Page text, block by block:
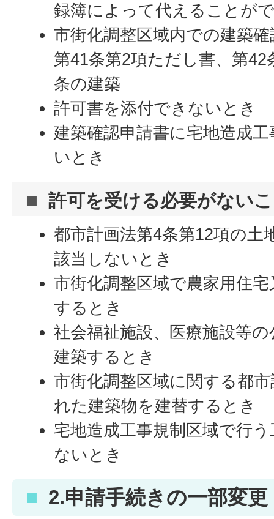
録簿によって代えることが
市街化調整区域内での建築
第41条第2項ただし書、第
条の建築
許可書を添付できないとき
建築確認申請書に宅地造成
いとき
許可を受ける必要がない
都市計画法第4条第12項の土
該当しないとき
市街化調整区域で農家用住
するとき
社会福祉施設、医療施設等
建築するとき
市街化調整区域に関する都
れた建築物を建替するとき
宅地造成工事規制区域で行
ないとき
2.申請手続きの一部変更